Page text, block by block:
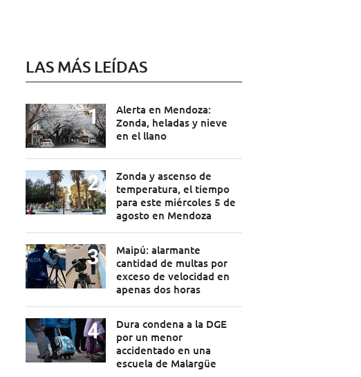
LAS MÁS LEÍDAS
Alerta en Mendoza:
Zonda, heladas y nieve
en el llano
Zonda y ascenso de
temperatura, el tiempo
para este miércoles 5 de
agosto en Mendoza
Maipú: alarmante
cantidad de multas por
exceso de velocidad en
apenas dos horas
Dura condena a la DGE
por un menor
accidentado en una
escuela de Malargüe